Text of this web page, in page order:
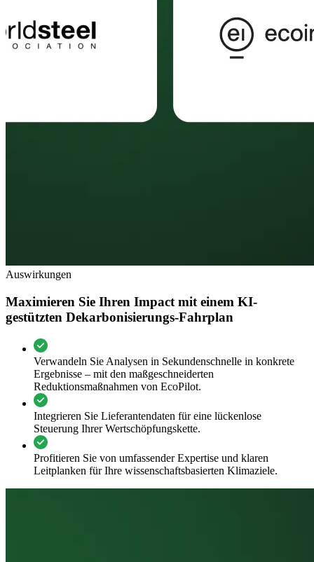
Auswirkungen
Maximieren Sie Ihren Impact mit einem KI-
gestützten Dekarbonisierungs-Fahrplan
Verwandeln Sie Analysen in Sekundenschnelle in konkrete
Ergebnisse – mit den maßgeschneiderten
Reduktionsmaßnahmen von EcoPilot.
Integrieren Sie Lieferantendaten für eine lückenlose
Steuerung Ihrer Wertschöpfungskette.
Profitieren Sie von umfassender Expertise und klaren
Leitplanken für Ihre wissenschaftsbasierten Klimaziele.